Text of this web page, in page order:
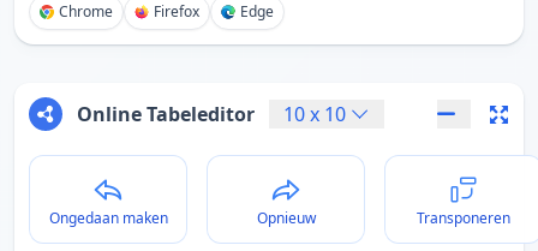
Chrome Firefox Edge
Online Tabeleditor 10x 10
Ongedaan maken Opnieuw Transponeren